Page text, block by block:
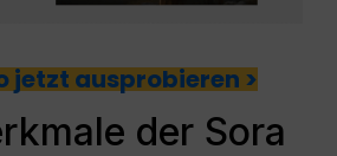
jetzt ausprobieren >
der Sora